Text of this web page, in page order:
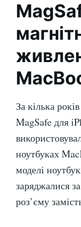
За кілька
MagSafe для
ноутбуках
моделі
заряджалися
роз’єму